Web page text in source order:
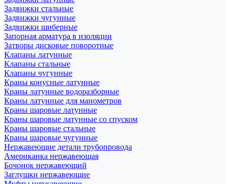
Задвижки стальные
Задвижки чугунные
Задвижки шиберные
Запорная арматура в изоляции
Затворы дисковые поворотные
Клапаны латунные
Клапаны стальные
Клапаны чугунные
Краны конусные латунные
Краны латунные водоразборные
Краны латунные для манометров
Краны шаровые латунные
Краны шаровые латунные со спуском
Краны шаровые стальные
Краны шаровые чугунные
Нержавеющие детали трубопровода
Американка нержавеющая
Бочонок нержавеющий
Заглушки нержавеющие